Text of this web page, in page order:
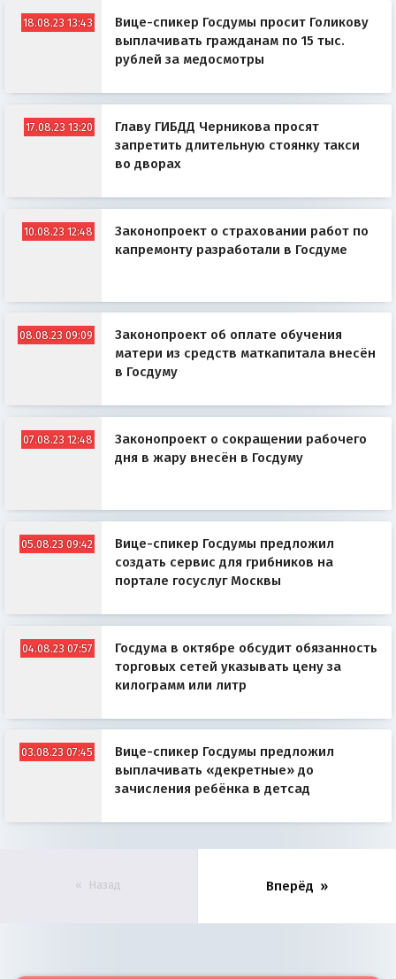
18.08.23 13:43
Вице-спикер Госдумы просит Голикову
выплачивать гражданам по 15 тыс.
рублей за медосмотры
17.08.23 13:20
Главу ГИБДД Черникова просят
запретить длительную стоянку такси
во дворах
10.08.23 12:48
Законопроект о страховании работ по
капремонту разработали в Госдуме
08.08.23 09:09
Законопроект об оплате обучения
матери из средств маткапитала внесён
в Госдуму
07.08.23 12:48
Законопроект о сокращении рабочего
дня в жару внесён в Госдуму
05.08.23 09:42
Вице-спикер Госдумы предложил
создать сервис для грибников на
портале госуслуг Москвы
04.08.23 07:57
Госдума в октябре обсудит обязанность
торговых сетей указывать цену за
килограмм или литр
03.08.23 07:45
Вице-спикер Госдумы предложил
выплачивать «декретные» до
зачисления ребёнка в детсад
Назад Вперёд